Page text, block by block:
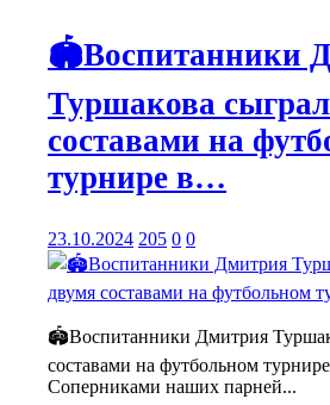
🏟Воспитанники
Туршакова
составами на
турнире в…
23.10.2024 205 0 0
🏟Воспитанники Дмитрия
составами на футбольном
Соперниками наших парней...